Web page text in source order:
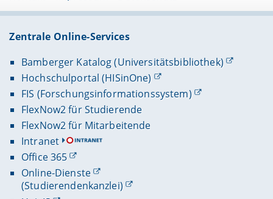
Zentrale Online-Services
Bamberger Katalog (Universitätsbibliothek)
Hochschulportal (HISinOne)
FIS (Forschungsinformationssystem)
FlexNow2 für Studierende
FlexNow2 für Mitarbeitende
Intranet
Office 365
Online-Dienste
(Studierendenkanzlei)